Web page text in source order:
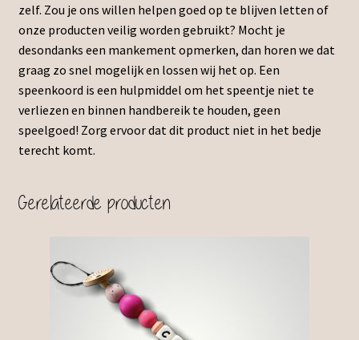
zelf. Zou je ons willen helpen goed op te blijven letten of
onze producten veilig worden gebruikt? Mocht je
desondanks een mankement opmerken, dan horen we dat
graag zo snel mogelijk en lossen wij het op. Een
speenkoord is een hulpmiddel om het speentje niet te
verliezen en binnen handbereik te houden, geen
speelgoed! Zorg ervoor dat dit product niet in het bedje
terecht komt.
Gerelateerde producten